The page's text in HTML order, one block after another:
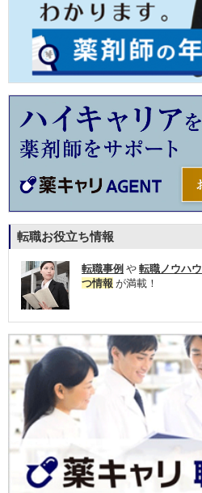
転職お役立ち情報
転職事例 や 転職ノウハウ
つ情報 が満載！